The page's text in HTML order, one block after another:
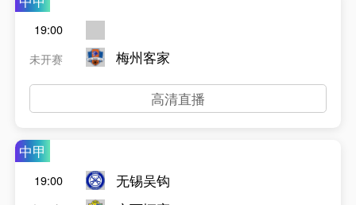
19:00
未开赛
梅州客家
高清直播
中甲
19:00
无锡吴钩